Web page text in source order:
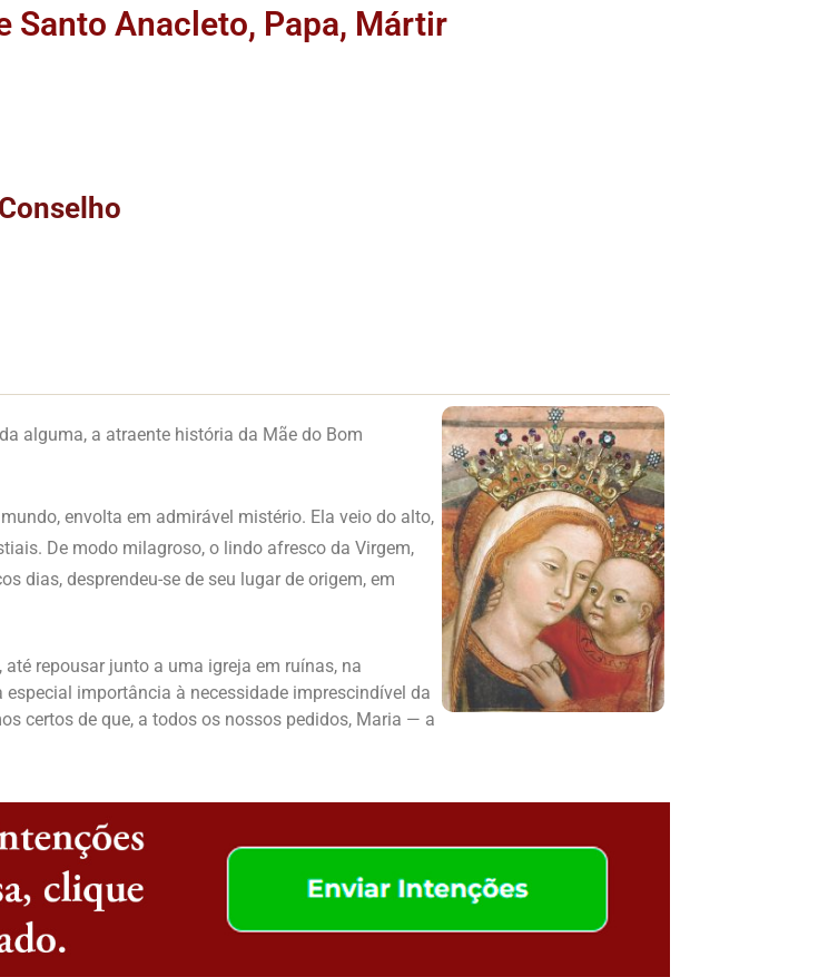
Santo Anacleto, Papa, Mártir
alguma, a atraente história da Mãe do Bom
envolta em admirável mistério. Ela veio do alto,
De modo milagroso, o lindo afresco da Virgem,
dias, desprendeu-se de seu lugar de origem, em
repousar junto a uma igreja em ruínas, na
importância à necessidade imprescindível da
certos de que, a todos os nossos pedidos, Maria — a